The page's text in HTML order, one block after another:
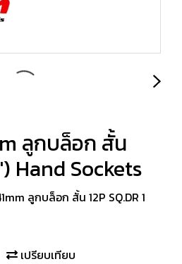
ลูกบล็อก สั้น
Hand Sockets
ลูกบล็อก สั้น 12P SQ.DR 1
เปรียบเทียบ